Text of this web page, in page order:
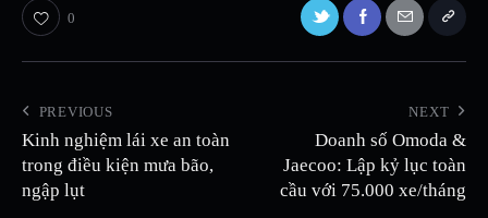
0
PREVIOUS
Kinh nghiệm lái xe an toàn
trong điều kiện mưa bão,
ngập lụt
NEXT
Doanh số Omoda &
Jaecoo: Lập kỷ lục toàn
cầu với 75.000 xe/tháng